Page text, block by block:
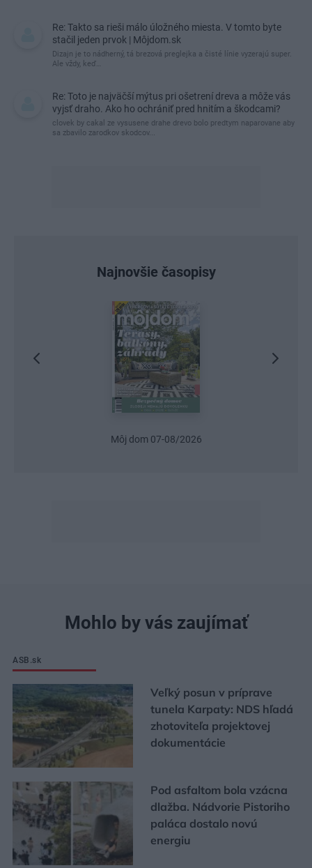
Re: Takto sa rieši málo úložného miesta. V tomto byte
stačil jeden prvok | Môjdom.sk
Dizajn je to nádherný, tá brezová preglejka a čisté línie vyzerajú super.
Ale vždy, keď…
Re: Toto je najväčší mýtus pri ošetrení dreva a môže vás
vyjsť draho. Ako ho ochrániť pred hnitím a škodcami?
clovek by cakal ze vysusene drahe drevo bolo predtym naparovane aby
sa zbavilo zarodkov skodcov...
Najnovšie časopisy
Urob si sám 6/2026
Mohlo by vás zaujímať
ASB.sk
Veľký posun v príprave
tunela Karpaty: NDS hľadá
zhotoviteľa projektovej
dokumentácie
Pod asfaltom bola vzácna
dlažba. Nádvorie Pistoriho
paláca dostalo novú
energiu